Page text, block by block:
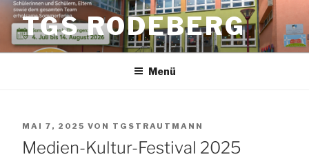
Zum
Inhalt
springenTGS RODEBERG
Menü
VERÖFFENTLICHT
AM
MAI 7, 2025 VON TGSTRAUTMANN
Medien-Kultur-Festival 2025